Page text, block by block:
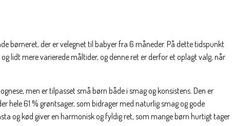
børneret, der er velegnet til babyer fra 6 måneder. På dette tidspunkt
lidt mere varierede måltider, og denne ret er derfor et oplagt valg, når
men er tilpasset små børn både i smag og konsistens. Den er
hele 61 % grøntsager, som bidrager med naturlig smag og gode
og kød giver en harmonisk og fyldig ret, som mange børn hurtigt tager